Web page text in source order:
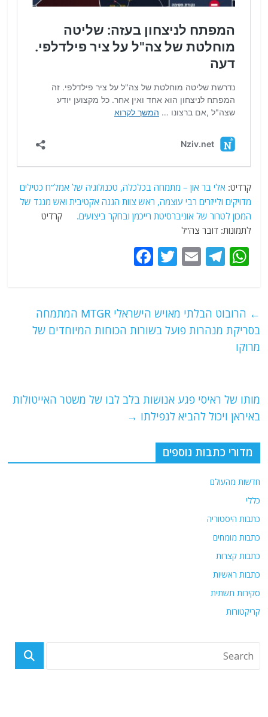
קרדיט: אלי בר און – מתמחה בכלכלה, טכנולוגיה של אמל”ח כטילים
מדויקים ולייזרים רבי עוצמה, ראש צוות הגנה אקטיבית ואש מנגד של
המכון לטרור של אוניברסיטת רייכמן ובחקר ביצועים.
קרדיט
לתמונות: דובר צה”ל
W
s
A
T
g
ra
E
l
T
er
e
b
k
←
הרובוט הבלתי מאויש הישראלי MTGR המתמחה
בסריקת מנהרות פועל בשורות הכוחות המיוחדים של
מרוקו
מותו של ראיסי פגע אנושות בלב לבו של משטר האייטולות
באיראן ויכול להביא לנפילתו →
מדורי כתבות נוספים
חדשות מהעולם
כללי
כתבות היסטוריה
כתבות מומחים
כתבות קצרות
כתבות ראשיות
סקירות תשתית
קריקטורות